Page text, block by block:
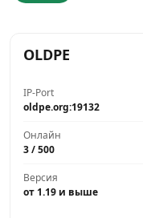
OLDPE
IP-Port
oldpe.org:19132
Онлайн
3 / 500
Версия
от 1.19 и выше